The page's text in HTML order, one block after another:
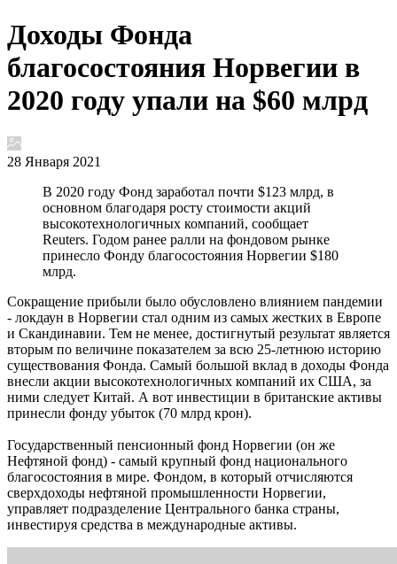
Доходы Фонда
благосостояния Норвегии в
2020 году упали на $60 млрд
28 Января 2021
В 2020 году Фонд заработал почти $123 млрд, в
основном благодаря росту стоимости акций
высокотехнологичных компаний, сообщает
Reuters. Годом ранее ралли на фондовом рынке
принесло Фонду благосостояния Норвегии $180
млрд.
Сокращение прибыли было обусловлено влиянием пандемии
- локдаун в Норвегии стал одним из самых жестких в Европе
и Скандинавии. Тем не менее, достигнутый результат является
вторым по величине показателем за всю 25-летнюю историю
существования Фонда. Самый большой вклад в доходы Фонда
внесли акции высокотехнологичных компаний их США, за
ними следует Китай. А вот инвестиции в британские активы
принесли фонду убыток (70 млрд крон).
Государственный пенсионный фонд Норвегии (он же
Нефтяной фонд) - самый крупный фонд национального
благосостояния в мире. Фондом, в который отчисляются
сверхдоходы нефтяной промышленности Норвегии,
управляет подразделение Центрального банка страны,
инвестируя средства в международные активы.